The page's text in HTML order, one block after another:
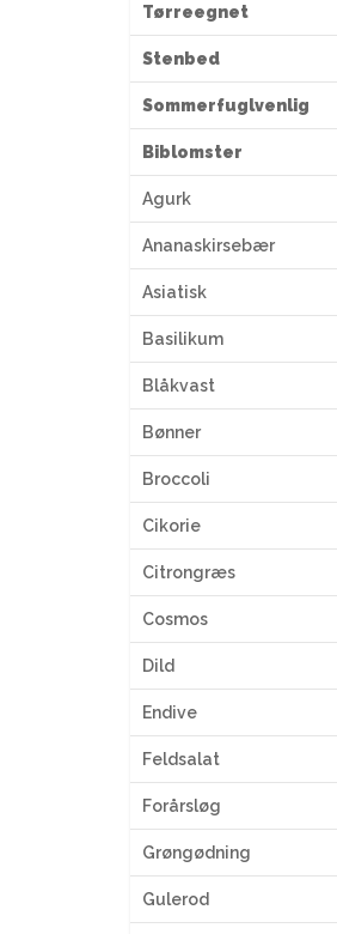
Tørreegnet
Stenbed
Sommerfuglvenlig
Biblomster
Agurk
Ananaskirsebær
Asiatisk
Basilikum
Blåkvast
Bønner
Broccoli
Cikorie
Citrongræs
Cosmos
Dild
Endive
Feldsalat
Forårsløg
Grøngødning
Gulerod